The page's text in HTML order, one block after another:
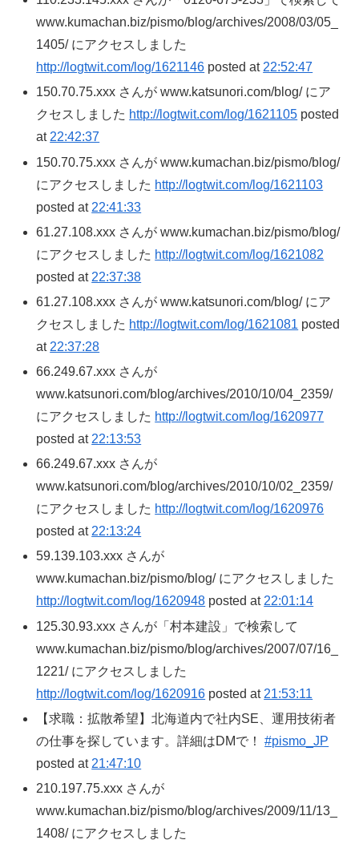
www.kumachan.biz/pismo/blog/archives/2008/03/05_
1405/ にアクセスしました
http://logtwit.com/log/1621146 posted at 22:52:47
150.70.75.xxx さんが www.katsunori.com/blog/ にア
クセスしました http://logtwit.com/log/1621105 posted
at 22:42:37
150.70.75.xxx さんが www.kumachan.biz/pismo/blog/
にアクセスしました http://logtwit.com/log/1621103
posted at 22:41:33
61.27.108.xxx さんが www.kumachan.biz/pismo/blog/
にアクセスしました http://logtwit.com/log/1621082
posted at 22:37:38
61.27.108.xxx さんが www.katsunori.com/blog/ にア
クセスしました http://logtwit.com/log/1621081 posted
at 22:37:28
66.249.67.xxx さんが
www.katsunori.com/blog/archives/2010/10/04_2359/
にアクセスしました http://logtwit.com/log/1620977
posted at 22:13:53
66.249.67.xxx さんが
www.katsunori.com/blog/archives/2010/10/02_2359/
にアクセスしました http://logtwit.com/log/1620976
posted at 22:13:24
59.139.103.xxx さんが
www.kumachan.biz/pismo/blog/ にアクセスしました
http://logtwit.com/log/1620948 posted at22:01:14
125.30.93.xxx さんが「村本建設」で検索して
www.kumachan.biz/pismo/blog/archives/2007/07/16_
1221/ にアクセスしました
http://logtwit.com/log/1620916 posted at 21:53:11
【求職：拡散希望】北海道内で社内SE、運用技術者
の仕事を探しています。詳細はDMで！#pismo_JP
posted at 21:47:10
210.197.75.xxx さんが
www.kumachan.biz/pismo/blog/archives/2009/11/13_
1408/ にアクセスしました